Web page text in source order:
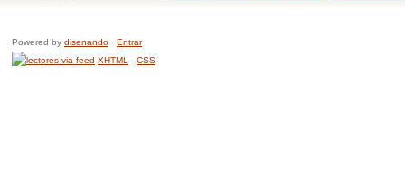
Powered by disenando · Entrar
XHTML
- CSS